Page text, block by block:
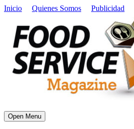
Inicio Quienes Somos Publicidad
Open Menu